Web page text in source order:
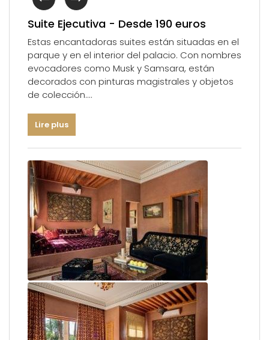
Suite Ejecutiva - Desde 190 euros
Estas encantadoras suites están situadas en el
parque y en el interior del palacio. Con nombres
evocadores como Musk y Samsara, están
decorados con pinturas magistrales y objetos
de colección.
Tamaño: 60 m² (646 pies cuadrados)
Habitaciones: Una o dos
Alojamiento: una cama doble
Cama supletoria: Sí
Ocupación: Dos adultos y un niño menor de 12
años
Baño : Mármol
Ubicación: En el parque o en el nivel del jardín
del Palacio
Vista : Parque y piscina
Productos de hostelería : Alta calidad de la
marca Anne Semonin
Lire plus